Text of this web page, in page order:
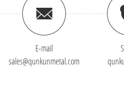
E-mail
sales@qunkunmetal.com